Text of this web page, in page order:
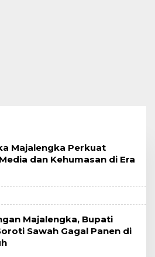
Majalengka Perkuat
dan Kehumasan di Era
Majalengka, Bupati
Sawah Gagal Panen di